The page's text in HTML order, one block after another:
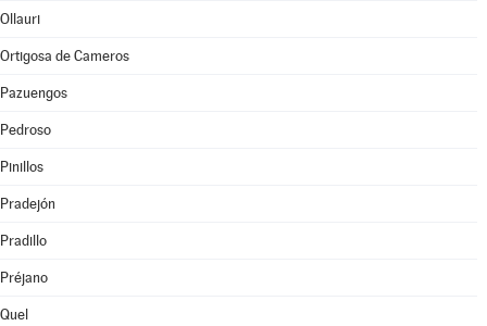
Ollauri
Ortigosa de Cameros
Pazuengos
Pedroso
Pinillos
Pradejón
Pradillo
Préjano
Quel